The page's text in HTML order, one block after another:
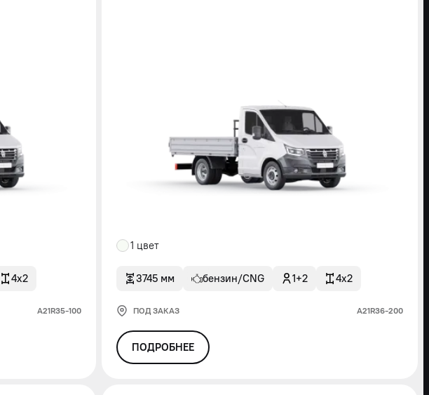
4x2
А21R35-100
1 цвет
3745 мм бензин/CNG 1+2 4x2
ПОД ЗАКАЗ А21R36-200
ПОДРОБНЕЕ